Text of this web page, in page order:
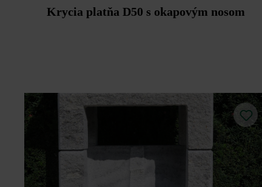
Krycia platňa D50 s okapovým nosom